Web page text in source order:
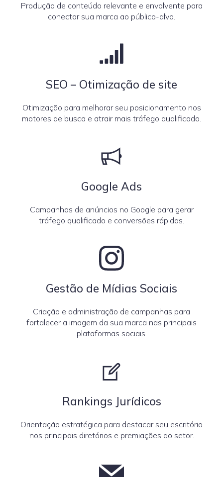
Produção de conteúdo relevante e envolvente para
conectar sua marca ao público-alvo.
SEO – Otimização de site
Otimização para melhorar seu posicionamento nos
motores de busca e atrair mais tráfego qualificado.
Google Ads
Campanhas de anúncios no Google para gerar
tráfego qualificado e conversões rápidas.
Gestão de Mídias Sociais
Criação e administração de campanhas para
fortalecer a imagem da sua marca nas principais
plataformas sociais.
Rankings Jurídicos
Orientação estratégica para destacar seu escritório
nos principais diretórios e premiações do setor.